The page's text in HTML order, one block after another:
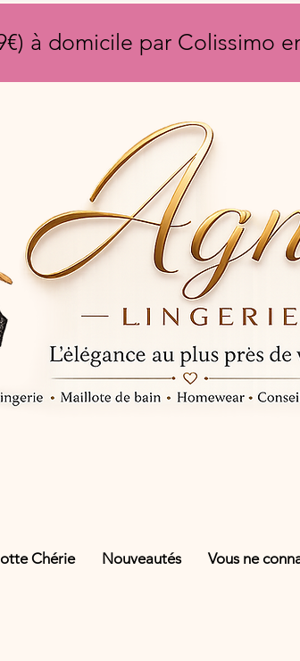
à domicile par Colissimo
Chérie Nouveautés Vous ne